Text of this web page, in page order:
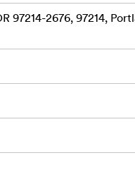
97214-2676, 97214,